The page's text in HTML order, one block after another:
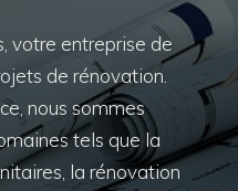
votre entreprise de
de rénovation.
nous sommes
tels que la
la rénovation